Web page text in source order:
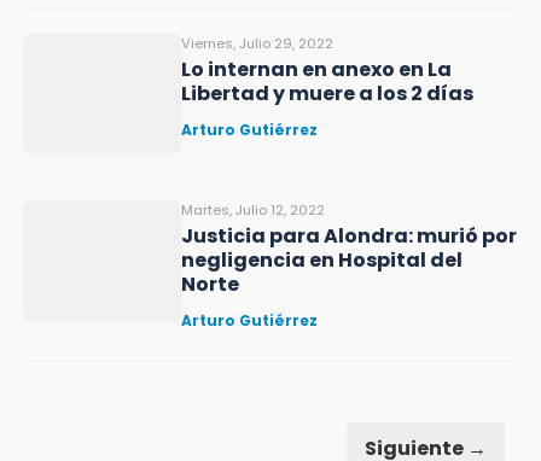
Viernes, Julio 29, 2022
Lo internan en anexo en La
Libertad y muere a los 2 días
Arturo Gutiérrez
Martes, Julio 12, 2022
Justicia para Alondra: murió por
negligencia en Hospital del
Norte
Arturo Gutiérrez
Siguiente →